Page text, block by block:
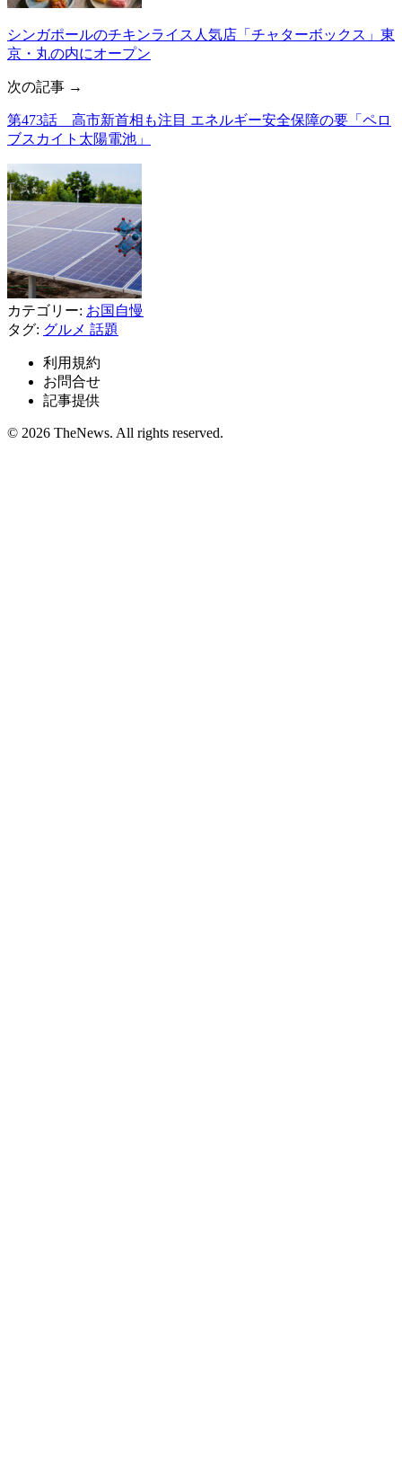
シンガポールのチキンライス人気店「チャターボックス」東
京・丸の内にオープン
次の記事 →
第473話 高市新首相も注目 エネルギー安全保障の要「ペロ
ブスカイト太陽電池」
カテゴリー: お国自慢
タグ: グルメ 話題
利用規約
お問合せ
記事提供
© 2026 TheNews. All rights reserved.